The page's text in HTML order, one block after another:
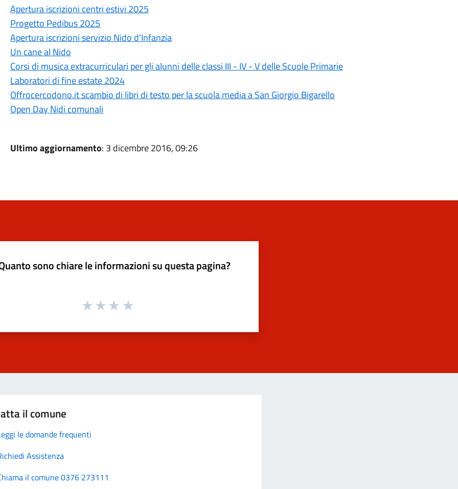
Apertura iscrizioni centri estivi 2025
Progetto Pedibus 2025
Apertura iscrizioni servizio Nido d'Infanzia
Un cane al Nido
Corsi di musica extracurriculari per gli alunni delle classi III - IV - V delle Scuole Primarie
Laboratori di fine estate 2024
Offrocercodono.it scambio di libri di testo per la scuola media a San Giorgio Bigarello
Open Day Nidi comunali
Ultimo aggiornamento: 3 dicembre 2016, 09:26
sono chiare le informazioni su questa pagina?
il comune
le domande frequenti
Assistenza
il comune 0376 273111